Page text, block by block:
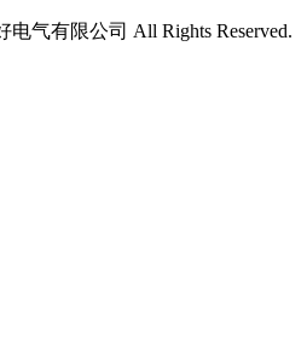
气有限公司 All Rights Reserved.